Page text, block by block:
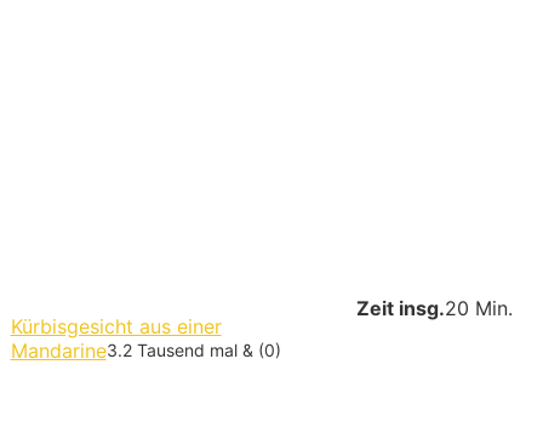
Zeit insg.20 Min.
Kürbisgesicht aus einer
Mandarine3.2 Tausend mal & (0)